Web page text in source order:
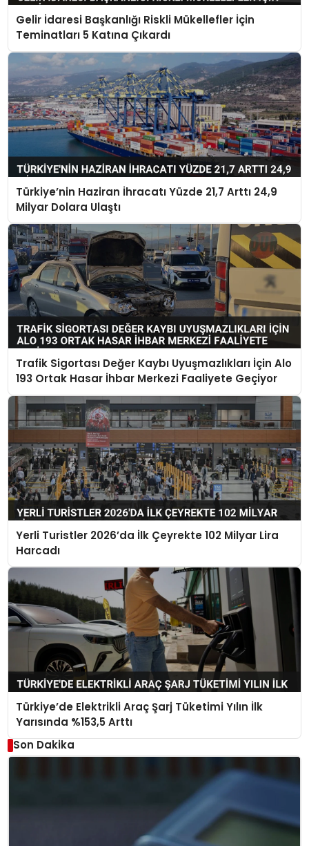
Gelir İdaresi Başkanlığı Riskli Mükellefler İçin
Teminatları 5 Katına Çıkardı
Türkiye’nin Haziran İhracatı Yüzde 21,7 Arttı 24,9
Milyar Dolara Ulaştı
Trafik Sigortası Değer Kaybı Uyuşmazlıkları İçin Alo
193 Ortak Hasar İhbar Merkezi Faaliyete Geçiyor
Yerli Turistler 2026’da İlk Çeyrekte 102 Milyar Lira
Harcadı
Türkiye’de Elektrikli Araç Şarj Tüketimi Yılın İlk
Yarısında %153,5 Arttı
Son Dakika